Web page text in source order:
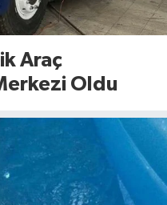
Araç
Oldu